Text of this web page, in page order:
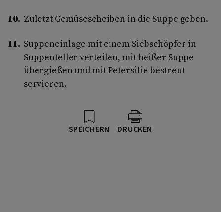
Zuletzt Gemüsescheiben in die Suppe geben.
Suppeneinlage mit einem Siebschöpfer in
Suppenteller verteilen, mit heißer Suppe
übergießen und mit Petersilie bestreut
servieren.
SPEICHERN DRUCKEN